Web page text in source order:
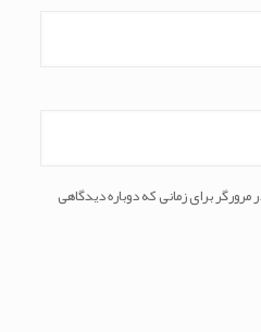
برای زمانی که دوباره دیدگاهی